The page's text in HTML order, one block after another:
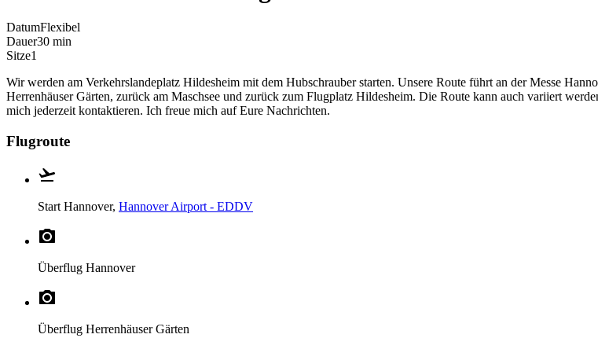
DatumFlexibel
Dauer30 min
Sitze1
Wir werden am Verkehrslandeplatz Hildesheim mit dem Hubschrauber starten. Unsere Route führt an der Messe
Herrenhäuser Gärten, zurück am Maschsee und zurück zum Flugplatz Hildesheim. Die Route kann auch variiert
mich jederzeit kontaktieren. Ich freue mich auf Eure Nachrichten.
Flugroute
Start Hannover, Hannover Airport - EDDV
Überflug Hannover
Überflug Herrenhäuser Gärten